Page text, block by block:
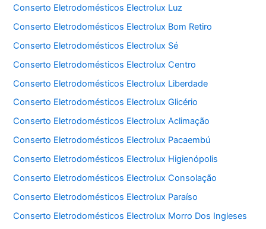
Conserto Eletrodomésticos Electrolux Luz
Conserto Eletrodomésticos Electrolux Bom Retiro
Conserto Eletrodomésticos Electrolux Sé
Conserto Eletrodomésticos Electrolux Centro
Conserto Eletrodomésticos Electrolux Liberdade
Conserto Eletrodomésticos Electrolux Glicério
Conserto Eletrodomésticos Electrolux Aclimação
Conserto Eletrodomésticos Electrolux Pacaembú
Conserto Eletrodomésticos Electrolux Higienópolis
Conserto Eletrodomésticos Electrolux Consolação
Conserto Eletrodomésticos Electrolux Paraíso
Conserto Eletrodomésticos Electrolux Morro Dos Ingleses